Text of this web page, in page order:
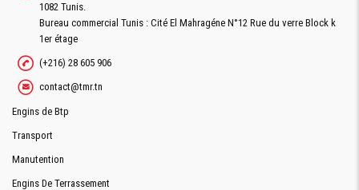
1082 Tunis.
Bureau commercial Tunis : Cité El Mahragéne N°12 Rue du verre Block k
1er étage
(+216) 28 605 906
contact@tmr.tn
Engins de Btp
Transport
Manutention
Engins De Terrassement